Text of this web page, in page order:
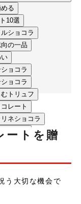
る
10選
ショコラ
の一品
ョコラ
ョコラ
トリュフ
レート
ネショコラ
レート
品質
ートを贈
う大切な機会で